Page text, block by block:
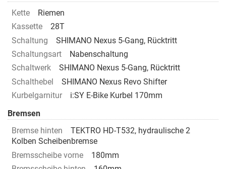
Kette
Riemen
Kassette
28T
Schaltung
SHIMANO Nexus 5-Gang, Rücktritt
Schaltungsart
Nabenschaltung
Schaltwerk
SHIMANO Nexus 5-Gang, Rücktritt
Schalthebel
SHIMANO Nexus Revo Shifter
Kurbelgarnitur
i:SY E-Bike Kurbel 170mm
Bremsen
Bremse hinten
TEKTRO HD-T532, hydraulische 2
Kolben Scheibenbremse
Bremsscheibe vorne
180mm